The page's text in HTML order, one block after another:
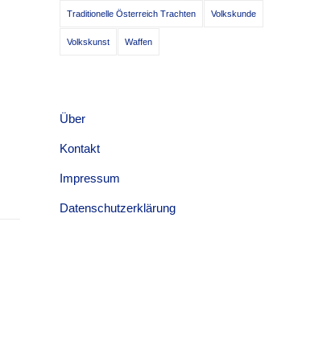
Traditionelle Österreich Trachten Volkskunde
Volkskunst Waffen
Über
Kontakt
Impressum
Datenschutzerklärung